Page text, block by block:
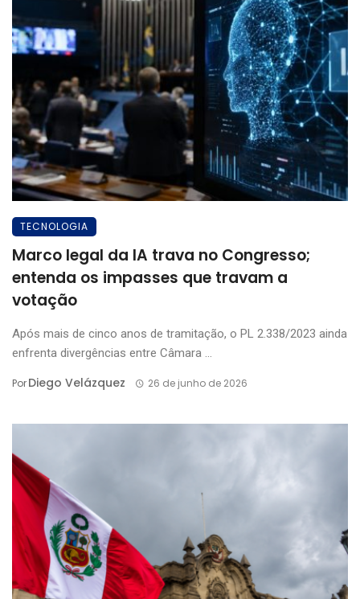
TECNOLOGIA
Marco legal da IA trava no Congresso;
entenda os impasses que travam a
votação
Após mais de cinco anos de tramitação, o PL 2.338/2023 ainda
enfrenta divergências entre Câmara ...
PorDiego Velázquez 26 de junho de 2026